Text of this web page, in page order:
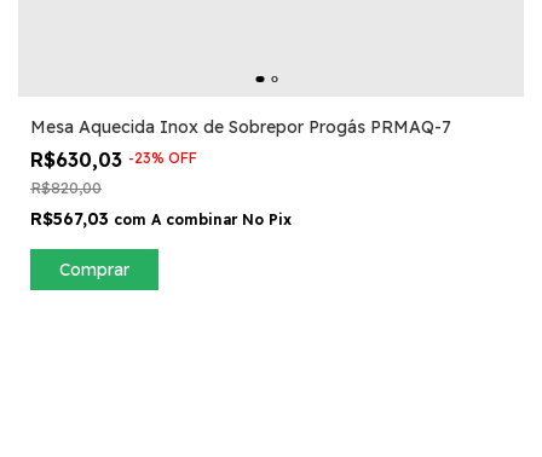
Mesa Aquecida Inox de Sobrepor Progás PRMAQ-7
R$630,03 -23% OFF
R$820,00
R$567,03 com A combinar No Pix
Comprar